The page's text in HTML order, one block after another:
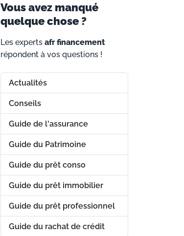
Vous avez manqué
quelque chose ?
Les experts afr financement
répondent à vos questions !
Actualités
Conseils
Guide de l'assurance
Guide du Patrimoine
Guide du prêt conso
Guide du prêt immobilier
Guide du prêt professionnel
Guide du rachat de crédit